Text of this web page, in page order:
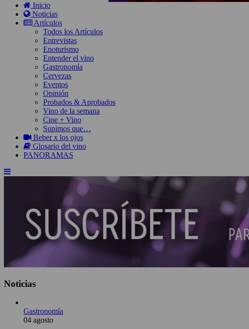
Inicio
Noticias
Artículos
Todos los Artículos
Entrevistas
Enoturismo
Entender el vino
Gastronomía
Cervezas
Eventos
Opinión
Probados & Aprobados
Vino de la semana
Cine + Vino
Supimos que…
Beber x los ojos
Glosario del vino
PANORAMAS
Noticias
Gastronomía
04 agosto